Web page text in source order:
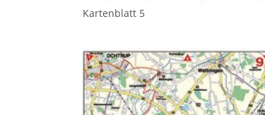
Kartenblatt 5